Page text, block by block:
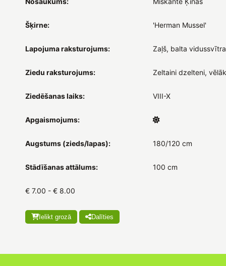
Šķirne: 'Herman Mussel'
Lapojuma raksturojums: Zaļš, balta vidussvītra
Ziedu raksturojums: Zeltaini dzelteni,
Ziedēšanas laiks: VIII-X
Apgaismojums:
Augstums (zieds/lapas): 180/120 cm
Stādīšanas attālums: 100 cm
€ 7.00 - € 8.00
Ielikt grozā Dalīties